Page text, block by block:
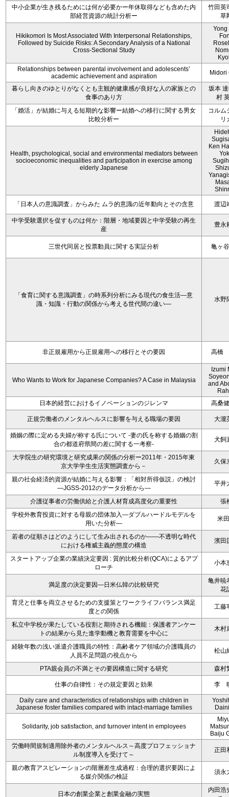
中小企業が生き残るためには何が必要かー年休取得なども含めた内
部経営資源の統計分析ー
竹田英
草
Hikikomori Is Most Associated With Interpersonal Relationships,
Followed by Suicide Risks: A Secondary Analysis of a National
Cross-Sectional Study
Yong
Relationships between parental involvement and adolescents’
academic achievement and aspiration
Midori
暮らし向きのゆとりがなくとも主観的健康感が良好な人の家族との
食事のあり方
坂本
村
「婚活」が結婚に与える短期的な影響ー結婚への移行に関する男女
比較分析ー
コルム
リ
Health, psychological, social and environmental mediators between
socioeconomic inequalities and participation in exercise among
elderly Japanese
Ken
「日本人の意識調査」からみた ムラ的意識の近年動向とその含意 渡辺
中学受験選択を促すものは何か：階層・地域要因と中学受験の再生
産
豊永
三世代同居と投票動員に関する実証分析 亀ヶ
「食育に関する意識調査」の時系列分析にみる現代の食生活―意
識・知識・行動の関係から考える世代間の違い―
水野
非正規雇用から正規雇用への移行とその要因 高橋
Who Wants to Work for Japanese Companies? A Case in Malaysia
Izumi
and
日本的経営におけるイノベーションのジレンマ
高桑
正規労働者のメンタルヘルスに影響を与える職場の要因 大瀧
婚姻の際に定める夫婦が称する氏について -妻の氏を称する婚姻の割
合の都道府県間の差に関する一考察-
犬飼
大学院生の研究環境と研究成果の関係の分析ー2011年・2015年東
京大学学生生活実態調査から－
久保
親の社会経済的資源が結婚に与える影響：「相対所得仮説」の検討
―JGSS-2012のデータ分析から―
平井
介護従事者の労働供給と介護人材育成高度化の重要性
張
学校外教育投資に対する母親の団体加入―ダブルハードルモデルを
用いた分析―
米
若者の従順さはどのようにして生み出されるのか――不透明な時代
における権威主義的態度の構造
濱田
スタートアップ企業の業績決定要因 : 質的比較分析(QCA)によるアプ
ローチ
小本
満足度の決定要因―日米仏韓の比較研究
亀井暁
花
育児と仕事を両立させるための支援策とワークライフバランス満足
度との関係
工藤
私立中学校が果たしている役割と期待される機能：保護者アンケー
トの結果から見た進学動機と教育需要を中心に
木村
経験年数の浅い派遣介護職員の特性：高齢者ケア領域の介護職員の
人員不足問題の視点から
松山
PTA親会員の不満とその要因構造に関する研究 森村
仕事の自律性：その規定要因と効果 李
Daily care and characteristics of relationships with children in
Japanese foster families compared with intact-marriage families
Solidarity, job satisfaction, and turnover intent in employees
Baiju
労働時間規制適用除外者のメンタルヘルス～高度プロフェッショナ
ル制度導入を受けて～
正田
親の教育アスピレーションの階層差生成過程：合理的選択要因によ
る媒介関係の検証
須永
日本の創業企業と創業金融の実態
内田浩